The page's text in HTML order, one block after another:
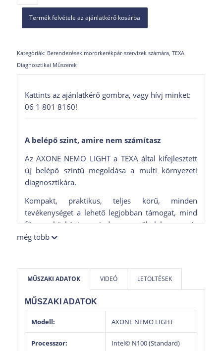
Termék felvétele az ajánlatkérő kosárba
Kategóriák: Berendezések mororkerékpár-szervizek számára, TEXA
Diagnosztikai Műszerek
Kattints az ajánlatkérő gombra, vagy hívj minket:
06 1 801 8160!
A belépő szint, amire nem számítasz
Az AXONE NEMO LIGHT a TEXA által kifejlesztett
új belépő szintű megoldása a multi környezeti
diagnosztikára.
Kompakt, praktikus, teljes körű, minden
tevékenységet a lehető legjobban támogat, mind
fő eszközként, mind a műhelyben már
használatos diagnosztikai kijelzőegységgel együtt
prémium kategóriás készülékekkel
összehasonlítható teljesítményszintjével ámulatba
ejt.
köszönhetően lényegesen gyorsabb mint
elődje az AXONE NEMO MINI.
még több
MŰSZAKI ADATOK VIDEÓ LETÖLTÉSEK
MŰSZAKI ADATOK
Modell: AXONE NEMO LIGHT
Processzor: Intel© N100 (Standard)